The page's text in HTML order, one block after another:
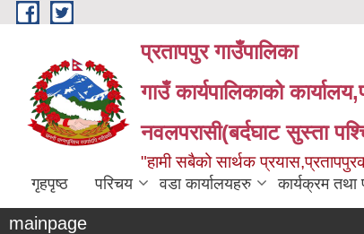
Skip to main content
प्रतापपुर गाउँपालिका
गाउँ कार्यपालिकाको
नवलपरासी(बर्दघाट सुस्ता
"हामी सबैको सार्थक
गृहपृष्ठ परिचय वडा कार्यालयहरु कार्यक्रम तथा
mainpage